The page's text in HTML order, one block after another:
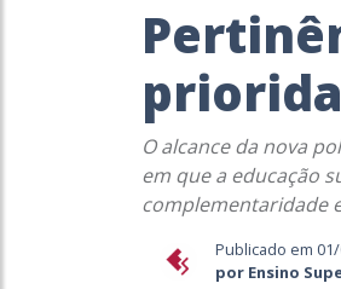
O alcance da nova
em que a educação
complementaridade
Publicado em
por Ensino